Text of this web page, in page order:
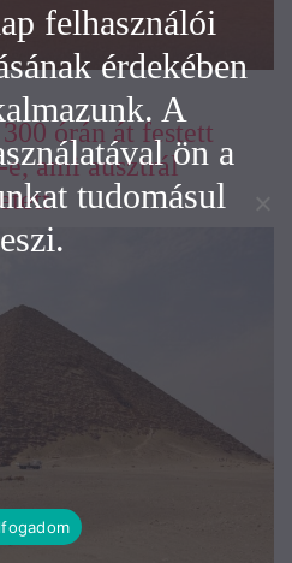
órán át festett
e, ami ausztrál
felhasználói
érdekében
A
ön a
tudomásul